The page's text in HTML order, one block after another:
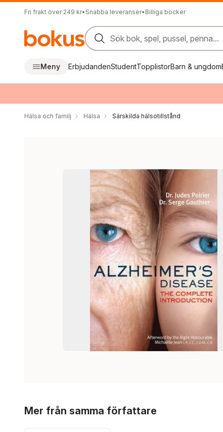
Fri frakt över 249 kr• Snabba leveranser• Billiga böcker
Sök bok, spel, pussel, penna...
Meny ErbjudandenStudentTopplistorBarn & ungdom
Hälsa och familj Hälsa Särskilda hälsotillstånd
Mer från samma författare